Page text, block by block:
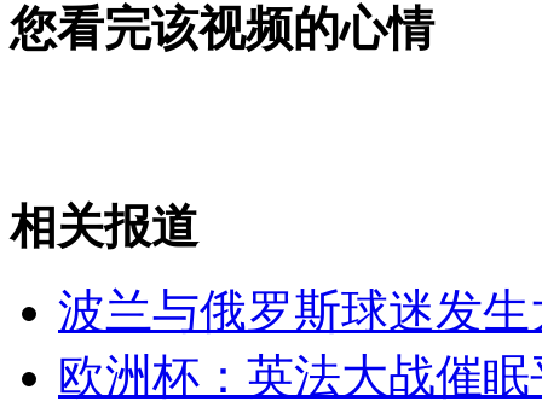
小猫被虐耳朵被剪 腿被割成白骨
山西运城恶犬咬伤多人 警民合力深夜将其击毙
您看完该视频的心情
相关报道
波兰与俄罗斯球迷发
欧洲杯：英法大战催眠